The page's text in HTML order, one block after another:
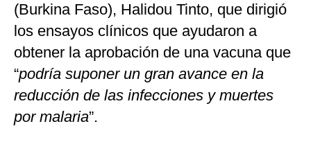
(Burkina Faso), Halidou Tinto, que dirigió
los ensayos clínicos que ayudaron a
obtener la aprobación de una vacuna que
“podría suponer un gran avance en la
reducción de las infecciones y muertes
por malaria”.